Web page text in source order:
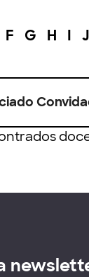
F G H I J